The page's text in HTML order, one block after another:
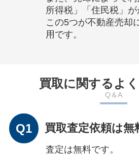
所得税」「住民税」が
この5つが不動産売却
用です。
買取に関するよ
Q＆A
Q1 買取査定依頼は無
査定は無料です。